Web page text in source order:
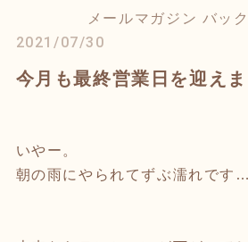
メールマガジン バッ
2021/07/30
今月も最終営業日を迎えま
いやー。
朝の雨にやられてずぶ濡れです